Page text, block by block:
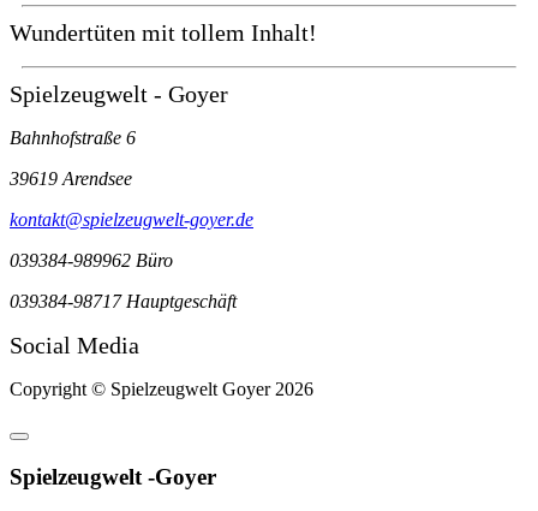
Wundertüten mit tollem Inhalt!
Spielzeugwelt - Goyer
Bahnhofstraße 6
39619 Arendsee
kontakt@spielzeugwelt-goyer.de
039384-989962 Büro
039384-98717 Hauptgeschäft
Social Media
Copyright © Spielzeugwelt Goyer 2026
Spielzeugwelt -Goyer